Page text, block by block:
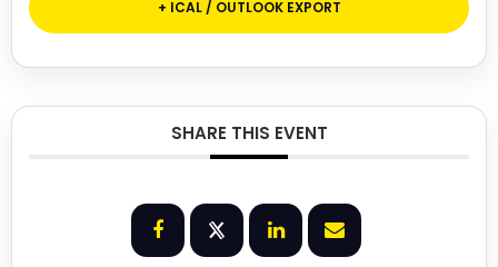
+ ICAL / OUTLOOK EXPORT
SHARE THIS EVENT